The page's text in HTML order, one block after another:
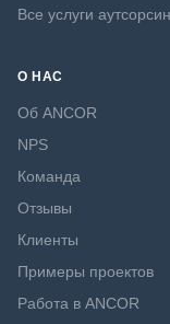
Все услуги
О НАС
Об ANCOR
NPS
Команда
Отзывы
Клиенты
Примеры проектов
Работа в ANCOR